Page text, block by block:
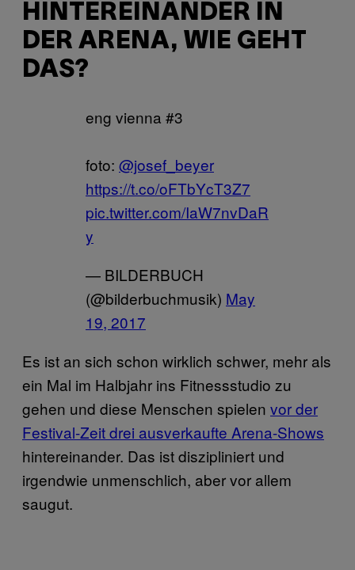
HINTEREINANDER IN
DER ARENA, WIE GEHT
DAS?
eng vienna #3
foto: @josef_beyer
https://t.co/oFTbYcT3Z7
pic.twitter.com/IaW7nvDaR
y
— BILDERBUCH
(@bilderbuchmusik) May
19, 2017
Es ist an sich schon wirklich schwer, mehr als
ein Mal im Halbjahr ins Fitnessstudio zu
gehen und diese Menschen spielen vor der
Festival-Zeit drei ausverkaufte Arena-Shows
hintereinander. Das ist diszipliniert und
irgendwie unmenschlich, aber vor allem
saugut.